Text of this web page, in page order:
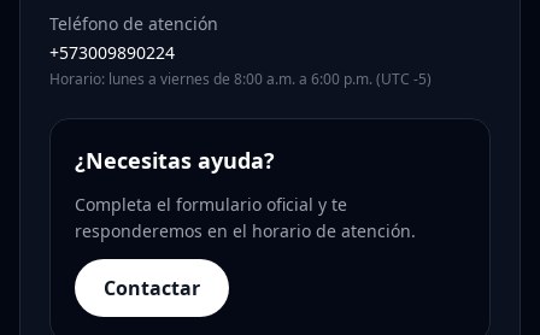
Teléfono de atención
+573009890224
Horario: lunes a viernes de 8:00 a.m. a 6:00 p.m. (UTC -5)
¿Necesitas ayuda?
Completa el formulario oficial y te
responderemos en el horario de atención.
Contactar